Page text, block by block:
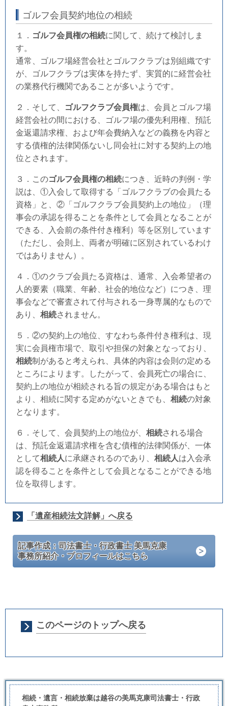
ゴルフ会員契約地位の相続
１． ゴルフ会員権の相続に関して、続けて検討しま
す。
通常、ゴルフ場経営会社とゴルフクラブは別組織です
が、ゴルフクラブは実体を持たず、実質的に経営会社
の業務代行機関であることが多いようです。
２．そして、 ゴルフクラブ会員権は、会員とゴルフ場
経営会社の間における、ゴルフ場の優先利用権、預託
金返還請求権、および年会費納入などの義務を内容と
する債権的法律関係ないし同会社に対する契約上の地
位とされます。
３．このゴルフ会員権の相続につき、近時の判例・学
説は、①入会して取得する「ゴルフクラブの会員たる
資格」と、②「ゴルフクラブ会員契約上の地位」（理
事会の承認を得ることを条件として会員となることが
できる、入会前の条件付き権利）等を区別しています
（ただし、会則上、両者が明確に区別されているわけ
ではありません）。
４．①のクラブ会員たる資格は、通常、入会希望者の
人的要素（職業、年齢、社会的地位など）につき、理
事会などで審査されて付与される一身専属的なもので
あり、 相続されません。
５．②の契約上の地位、すなわち条件付き権利は、現
実に会員権市場で、取引や担保の対象となっており、
相続制があると考えられ、具体的内容は会則の定める
ところによります。したがって、会員死亡の場合に、
契約上の地位が相続される旨の規定がある場合はもと
より、相続に関する定めがないときでも、 相続の対象
となります。
６．そして、会員契約上の地位が、 相続される場合
は、預託金返還請求権を含む債権的法律関係が、一体
として相続人に承継されるのであり、 相続人は入会承
認を得ることを条件として会員となることができる地
位を取得します。
「遺産相続法文詳解」へ戻る
記事作成：司法書士・行政書士 美馬克康
事務所紹介・プロフィールはこちら
このページのトップへ戻る
相続・遺言・相続放棄は越谷の美馬克康司法書士・行政